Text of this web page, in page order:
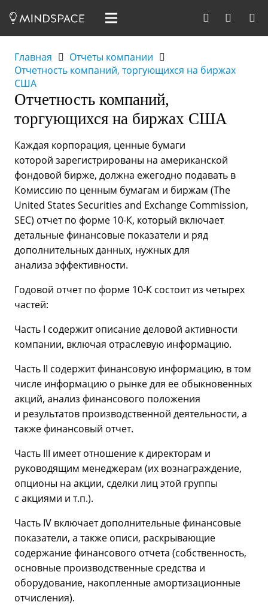
Главная
Отчеты компании
Отчетность компаний, торгующихся на биржах
США
Отчетность компаний,
торгующихся на биржах США
Каждая корпорация, ценные бумаги
которой зарегистрированы на американской
фондовой бирже, должна ежегодно подавать в
Комиссию по ценным бумагам и биржам (The
United States Securities and Exchange Commission,
SEC) отчет по форме 10-К, который включает
детальные финансовые показатели и ряд
дополнительных данных, нужных для
анализа эффективности.
Годовой отчет по форме 10-К состоит из четырех
частей:
Часть I содержит описание деловой активности
компании, включая отраслевую информацию.
Часть II содержит финансовую информацию, в том
числе информацию о рынке для ее обыкновенных
акций, анализ финансового положения
и результатов производственной деятельности, а
также финансовый отчет.
Часть III имеет отношение к директорам и
руководящим менеджерам (их вознаграждение,
опционы на акции, сделки лиц этой группы
с акциями и т.п.).
Часть IV включает дополнительные финансовые
показатели, а также описи, раскрывающие
содержание финансового отчета (собственность,
основные производственные средства и
оборудование, накопленные амортизационные
отчисления).